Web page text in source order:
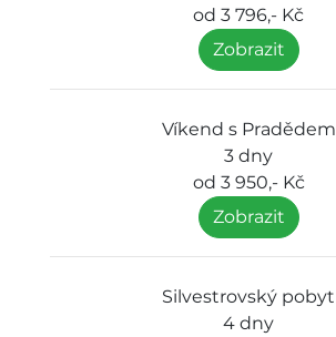
od 3 796,- Kč
Zobrazit
Víkend s Pradědem
3 dny
od 3 950,- Kč
Zobrazit
Silvestrovský pobyt
4 dny